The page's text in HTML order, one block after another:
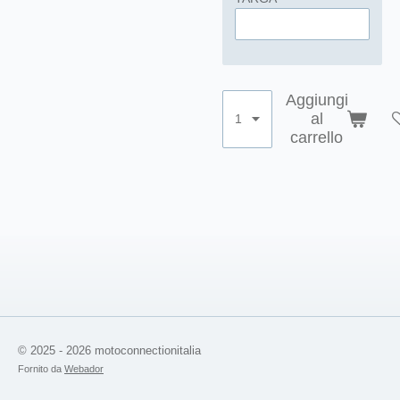
Aggiungi
al
carrello
© 2025 - 2026 motoconnectionitalia
Fornito da Webador